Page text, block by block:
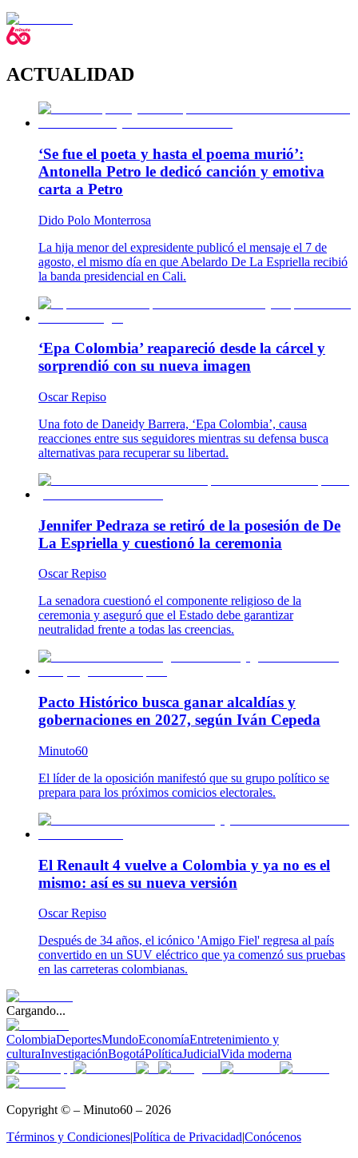
ACTUALIDAD
‘Se fue el poeta y hasta el poema murió’:
Antonella Petro le dedicó canción y emotiva
carta a Petro
Dido Polo Monterrosa
La hija menor del expresidente publicó el mensaje el 7 de
agosto, el mismo día en que Abelardo De La Espriella recibió
la banda presidencial en Cali.
‘Epa Colombia’ reapareció desde la cárcel y
sorprendió con su nueva imagen
Oscar Repiso
Una foto de Daneidy Barrera, ‘Epa Colombia’, causa
reacciones entre sus seguidores mientras su defensa busca
alternativas para recuperar su libertad.
Jennifer Pedraza se retiró de la posesión de De
La Espriella y cuestionó la ceremonia
Oscar Repiso
La senadora cuestionó el componente religioso de la
ceremonia y aseguró que el Estado debe garantizar
neutralidad frente a todas las creencias.
Pacto Histórico busca ganar alcaldías y
gobernaciones en 2027, según Iván Cepeda
Minuto60
El líder de la oposición manifestó que su grupo político se
prepara para los próximos comicios electorales.
El Renault 4 vuelve a Colombia y ya no es el
mismo: así es su nueva versión
Oscar Repiso
Después de 34 años, el icónico 'Amigo Fiel' regresa al país
convertido en un SUV eléctrico que ya comenzó sus pruebas
en las carreteras colombianas.
Cargando...
ColombiaDeportesMundoEconomíaEntretenimiento y
culturaInvestigaciónBogotáPolíticaJudicialVida moderna
Copyright © – Minuto60 – 2026
Términos y Condiciones|Política de Privacidad|Conócenos